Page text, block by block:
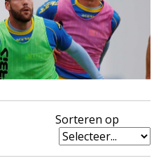
Sorteren op